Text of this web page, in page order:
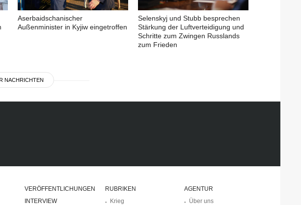
Aserbaidschanischer
Außenminister in Kyjiw eingetroffen
Selenskyj und Stubb besprechen
Stärkung der Luftverteidigung und
Schritte zum Zwingen Russlands
zum Frieden
NACHRICHTEN
RUBRIKEN
Krieg
AGENTUR
Über uns
VERÖFFENTLICHUNGEN
INTERVIEW